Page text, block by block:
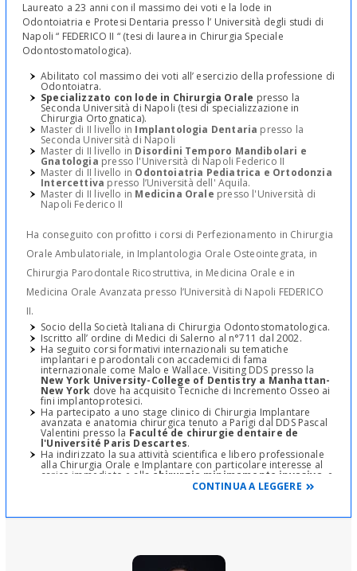
Laureato a 23 anni con il massimo dei voti e la lode in
Odontoiatria e Protesi Dentaria presso l’ Università degli studi di
Napoli “ FEDERICO II “ (tesi di laurea in Chirurgia Speciale
Odontostomatologica).
Abilitato col massimo dei voti all’ esercizio della professione di
Odontoiatra.
Specializzato con lode in Chirurgia Orale presso la
Seconda Università di Napoli (tesi di specializzazione in
Chirurgia Ortognatica).
Master di II livello in Implantologia Dentaria presso la
Seconda Università di Napoli
Master di II livello in Disordini Temporo Mandibolari e
Gnatologia presso l'Università di Napoli Federico II
Master di II livello in Odontoiatria Pediatrica e Ortodonzia
Intercettiva presso l’Università dell' Aquila.
Master di II livello in Medicina Orale presso l'Università di
Napoli Federico II
Ha conseguito con profitto i corsi di Perfezionamento in Chirurgia
Orale Ambulatoriale, in Implantologia Orale Osteointegrata, in
Chirurgia Parodontale Ricostruttiva, in Medicina Orale e in
Medicina Orale Avanzata presso l’Università di Napoli FEDERICO
II.
Socio della Società Italiana di Chirurgia Odontostomatologica.
Iscritto all’ ordine di Medici di Salerno al n°711 dal 2002.
Ha seguito corsi formativi internazionali su tematiche
implantari e parodontali con accademici di fama
internazionale come Malo e Wallace. Visiting DDS presso la
New York University-College of Dentistry a Manhattan-
New York dove ha acquisito Tecniche di Incremento Osseo ai
fini implantoprotesici.
Ha partecipato a uno stage clinico di Chirurgia Implantare
avanzata e anatomia chirurgica tenuto a Parigi dal DDS Pascal
Valentini presso la Faculté de chirurgie dentaire de
l'Université Paris Descartes.
Ha indirizzato la sua attività scientifica e libero professionale
alla Chirurgia Orale e Implantare con particolare interesse al
carico immediato e alla chirurgia minimamente invasiva , e
dal 2004 ha iniziato a sviluppare una collaborazione
autore di pubblicazioni e Relatore a Congressi su tematiche di
convegni inerenti la chirurgia implantare
CONTINUA A LEGGERE